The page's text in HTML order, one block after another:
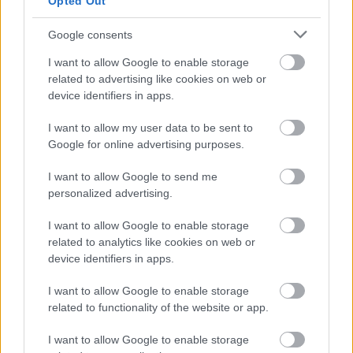
Google consents
I want to allow Google to enable storage
related to advertising like cookies on web or
device identifiers in apps.
I want to allow my user data to be sent to
Google for online advertising purposes.
I want to allow Google to send me
personalized advertising.
I want to allow Google to enable storage
related to analytics like cookies on web or
device identifiers in apps.
I want to allow Google to enable storage
related to functionality of the website or app.
I want to allow Google to enable storage
Nézd meg a Nincs bocsánatot! (1992)
aronrunning•2015. szeptember 05.
Clint Eastwood utolsó western filmjében örökre
eltemette a romantikus westernt. Bill Munny
múltját felesége hatására már egy jó évtizede maga
mögött hagyta, ám amikor a fülébe jut, hogy